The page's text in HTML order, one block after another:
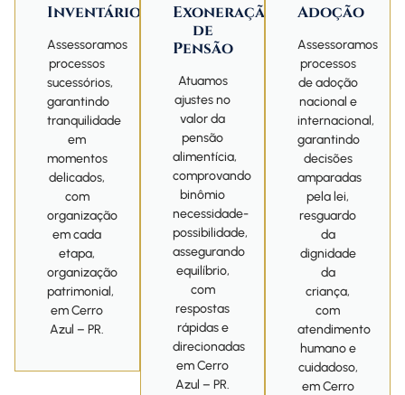
Inventário
Assessoramos
processos
sucessórios,
garantindo
tranquilidade
em
momentos
delicados,
com
organização
em cada
etapa,
organização
patrimonial,
em Cerro
Azul – PR.
Exoneração
de
Pensão
Atuamos
ajustes no
valor da
pensão
alimentícia,
comprovando
binômio
necessidade-
possibilidade,
assegurando
equilíbrio,
com
respostas
rápidas e
direcionadas
em Cerro
Azul – PR.
Adoção
Assessoramos
processos
de adoção
nacional e
internacional,
garantindo
decisões
amparadas
pela lei,
resguardo
da
dignidade
da
criança,
com
atendimento
humano e
cuidadoso,
em Cerro